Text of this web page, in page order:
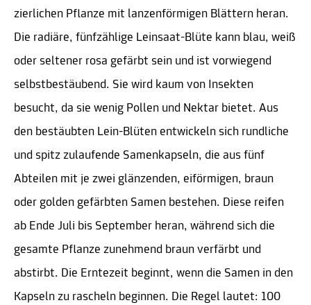
zierlichen Pflanze mit lanzenförmigen Blättern heran.
Die radiäre, fünfzählige Leinsaat-Blüte kann blau, weiß
oder seltener rosa gefärbt sein und ist vorwiegend
selbstbestäubend. Sie wird kaum von Insekten
besucht, da sie wenig Pollen und Nektar bietet. Aus
den bestäubten Lein-Blüten entwickeln sich rundliche
und spitz zulaufende Samenkapseln, die aus fünf
Abteilen mit je zwei glänzenden, eiförmigen, braun
oder golden gefärbten Samen bestehen. Diese reifen
ab Ende Juli bis September heran, während sich die
gesamte Pflanze zunehmend braun verfärbt und
abstirbt. Die Erntezeit beginnt, wenn die Samen in den
Kapseln zu rascheln beginnen. Die Regel lautet: 100